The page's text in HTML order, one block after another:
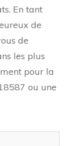
En tant
de
de
les plus
pour la
ou une